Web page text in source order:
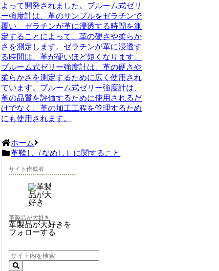
よって開発されました。ブルーム式ゼリ
ー強度計は、革のサンプルをゼラチンで
覆い、ゼラチンが革に浸透する時間を測
定することによって、革の硬さや柔らか
さを測定します。ゼラチンが革に浸透す
る時間は、革が硬いほど短くなります。
ブルーム式ゼリー強度計は、革の硬さや
柔らかさを測定するために広く使用され
ています。ブルーム式ゼリー強度計は、
革の品質を評価するために使用されるだ
けでなく、革の加工工程を管理するため
にも使用されます。
ホーム
革鞣し（なめし）に関すること
サイト作成者
革製品が大好き
革製品が大好きを
フォローする